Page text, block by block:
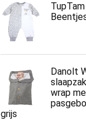
Danolt
wrap
grijs